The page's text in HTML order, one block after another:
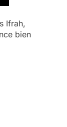
Ifrah,
bien